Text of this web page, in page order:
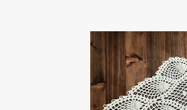
ÇEYİZLİK DANTELLER